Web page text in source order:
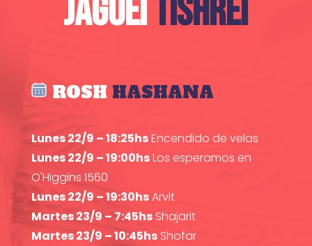
JAGUEITISHREI
ROSH HASHANA
Lunes 22/9 – 18:25hsEncendido de velas
Lunes 22/9 – 19:00hsLos esperamos en
O'Higgins 1560
Lunes 22/9 – 19:30hsArvit
Martes 23/9 – 7:45hsShajarit
Martes 23/9 – 10:45hsShofar